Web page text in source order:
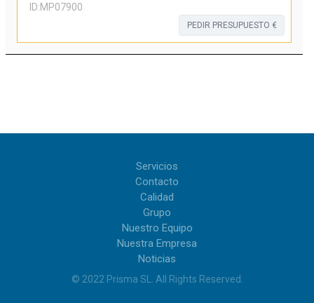
ID:MP07900
PEDIR PRESUPUESTO €
Servicios
Contacto
Calidad
Grupo
Nuestro Equipo
Nuestra Empresa
Noticias
© 2022 Prisma SL All Rights Reserved